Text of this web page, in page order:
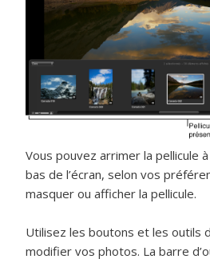
Vous pouvez arrimer la pellicule
bas de l’écran, selon vos
masquer ou afficher la pellicule.
Utilisez les boutons et les outils
modifier vos photos. La barre